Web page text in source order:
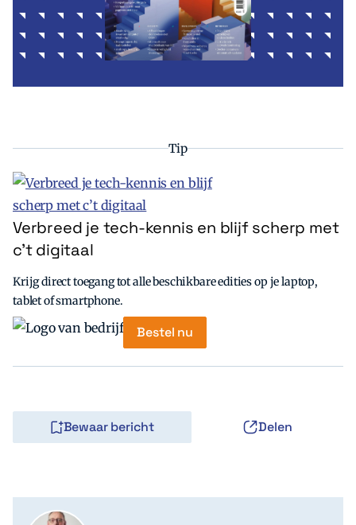
Tip
Verbreed je tech-kennis en blijf scherp met
c’t digitaal
Krijg direct toegang tot alle beschikbare edities op je laptop,
tablet of smartphone.
Bestel nu
Bewaar bericht Delen